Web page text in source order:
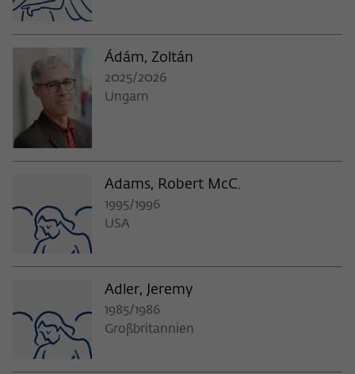
Ádám, Zoltán
2025/2026
Ungarn
Adams, Robert McC.
1995/1996
USA
Adler, Jeremy
1985/1986
Großbritannien